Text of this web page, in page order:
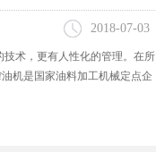
2018-07-03
术，更有人性化的管理。在所
机是国家油料加工机械定点企